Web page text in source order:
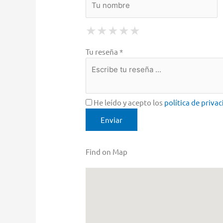
★ 1 Star
★ ★ 2 Stars
★ ★ ★ 3 Stars
★ ★ ★ ★ 4 Stars
★ ★ ★ ★ ★
Tu reseña *
He leído y acepto los política de
Find on Map